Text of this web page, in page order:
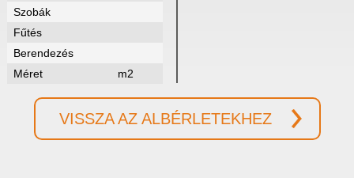
Szobák
Fűtés
Berendezés
Méret
m2
VISSZA AZ ALBÉRLETEKHEZ